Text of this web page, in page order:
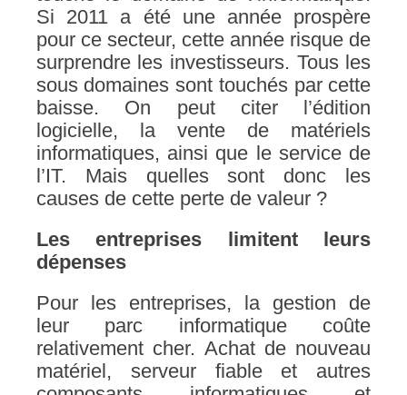
Si 2011 a été une année prospère
pour ce secteur, cette année risque de
surprendre les investisseurs. Tous les
sous domaines sont touchés par cette
baisse. On peut citer l’édition
logicielle, la vente de matériels
informatiques, ainsi que le service de
l’IT. Mais quelles sont donc les
causes de cette perte de valeur ?
Les entreprises limitent leurs
dépenses
Pour les entreprises, la gestion de
leur parc informatique coûte
relativement cher. Achat de nouveau
matériel, serveur fiable et autres